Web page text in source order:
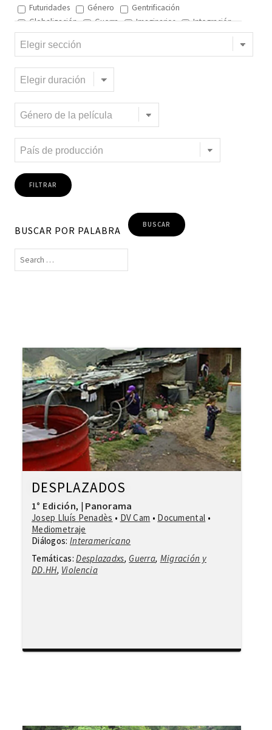
Futuridades
Género
Gentrificación
Globalización
Guerra Imaginarios
Integración
Interculturalidad
Interculturalidad en el arte
Interculturalidad en la música
Migración y DD.HH
Migración y globalización
Migración y Pueblos originarios
Migración y recursos naturales
Migración y salud
Movimiento
Mujeres
Niñez
Otredad
Pueblos Originarios
Racialidad
Refugiadxs y solicitantes de asilo
BUSCAR POR PALABRA
DESPLAZADOS
1° Edición, | Panorama
Josep Lluís Penadès • DV Cam • Documental •
Mediometraje
Diálogos: Interamericano
Temáticas: Desplazadxs,Guerra, Migración y
DD.HH, Violencia